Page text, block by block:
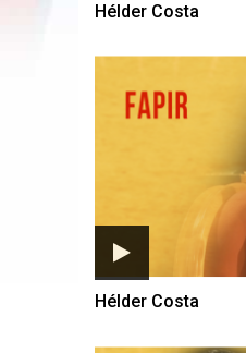
Hélder Costa
Hélder Costa